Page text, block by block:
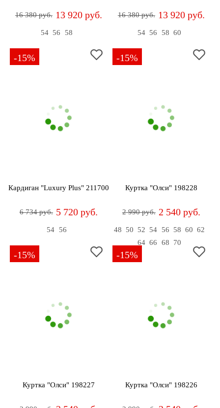
16 380 руб. 13 920 руб.
54 56 58
16 380 руб. 13 920 руб.
54 56 58 60
-15%
Кардиган "Luxury Plus" 211700
6 734 руб. 5 720 руб.
54 56
-15%
Куртка "Олси" 198228
2 990 руб. 2 540 руб.
48 50 52 54 56 58 60 62
64 66 68 70
-15%
Куртка "Олси" 198227
-15%
Куртка "Олси" 198226